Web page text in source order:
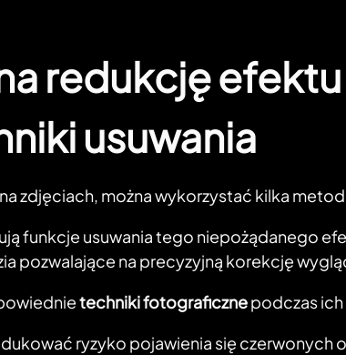
redukcję
usuwania
na zdjęciach, można wykorzystać kilka
funkcje usuwania tego niepożądanego
pozwalające na precyzyjną korekcję
techniki fotograficznepodczas
ryzyko pojawienia się czerwonych